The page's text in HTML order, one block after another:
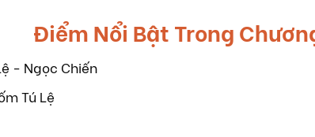
Điểm Nổi Bật Trong
- Ngọc Chiến
Tú Lệ